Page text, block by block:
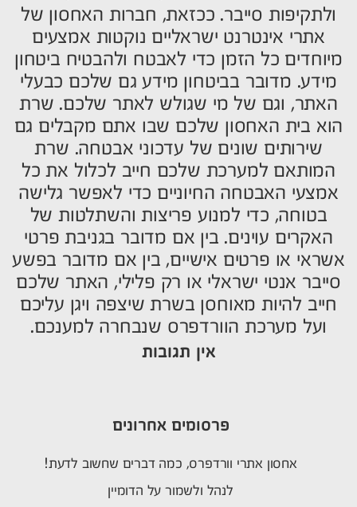
ולתקיפות סייבר. ככזאת, חברות האחסון של
אתרי אינטרנט ישראליים נוקטות אמצעים
מיוחדים כל הזמן כדי לאבטח ולהבטיח ביטחון
מידע. מדובר בביטחון מידע גם שלכם כבעלי
האתר, וגם של מי שגולש לאתר שלכם. שרת
הוא בית האחסון שלכם שבו אתם מקבלים גם
שירותים שונים של עדכוני אבטחה. שרת
המותאם למערכת שלכם חייב לכלול את כל
אמצעי האבטחה החיוניים כדי לאפשר גלישה
בטוחה, כדי למנוע פריצות והשתלטות של
האקרים עוינים. בין אם מדובר בגניבת פרטי
אשראי או פרטים אישיים, בין אם מדובר בפשע
סייבר אנטי ישראלי או רק פלילי, האתר שלכם
חייב להיות מאוחסן בשרת שיצפה ויגן עליכם
ועל מערכת הוורדפרס שנבחרה למענכם.
אין תגובות
פרסומים אחרונים
אחסון אתרי וורדפרס, כמה דברים שחשוב לדעת!
לנהל ולשמור על הדומיין